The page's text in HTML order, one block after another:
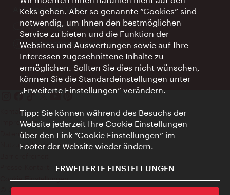
AI Concierge Wien
Ort:
concierge.wien.info
Öffnungszeiten:
Informationen rund um die Uhr
Kontakt
Impressum
Datenschutz
Nutzungsbedingungen
Barrierefreiheit
Cookie Einstellungen
© Copyright WienTourismus
Keks gehen. Aber so genannte “Cookies” sind
notwendig, um Ihnen den bestmöglichen
Service zu bieten und die Funktion der
Websites und Auswertungen sowie auf Ihre
Interessen zugeschnittene Inhalte zu
ermöglichen. Sollten Sie dies nicht wünschen,
können Sie die Standardeinstellungen unter
„Erweiterte Einstellungen“ verändern.
Tipp: Sie können während des Besuchs der
Website jederzeit Ihre Cookie Einstellungen
über den Link “Cookie Einstellungen” im
Footer der Website wieder ändern.
ERWEITERTE EINSTELLUNGEN